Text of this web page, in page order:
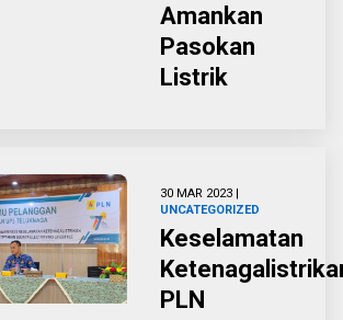
Amankan
Pasokan
Listrik
30 MAR 2023 |
UNCATEGORIZED
Keselamatan
PLN